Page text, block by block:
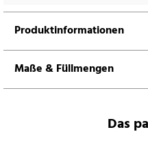
Produktinformationen
Maße & Füllmengen
Das